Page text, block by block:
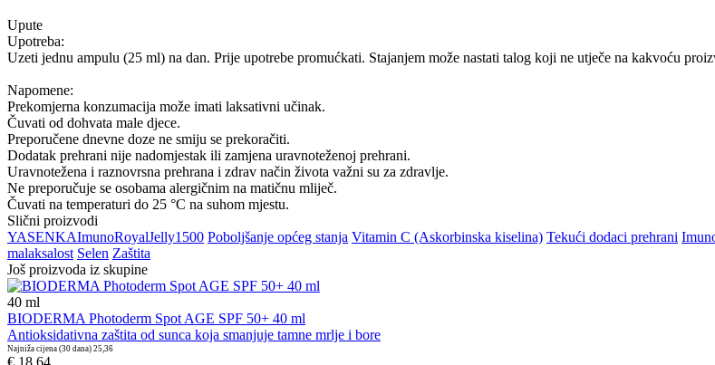
Upute
Upotreba:
Uzeti jednu ampulu (25 ml) na dan. Prije upotrebe promućkati. Stajanjem može nastati talog koji ne utječe na kakvoću
Napomene:
Prekomjerna konzumacija može imati laksativni učinak.
Čuvati od dohvata male djece.
Preporučene dnevne doze ne smiju se prekoračiti.
Dodatak prehrani nije nadomjestak ili zamjena uravnoteženoj prehrani.
Uravnotežena i raznovrsna prehrana i zdrav način života važni su za zdravlje.
Ne preporučuje se osobama alergičnim na matičnu mliječ.
Čuvati na temperaturi do 25 °C na suhom mjestu.
Slični proizvodi
YASENKAImunoRoyalJelly1500 Poboljšanje općeg stanja Vitamin C (Askorbinska kiselina) Tekući dodaci prehrani
malaksalost Selen Zaštita
Još proizvoda iz skupine
40 ml
BIODERMA Photoderm Spot AGE SPF 50+ 40 ml
Antioksidativna zaštita od sunca koja smanjuje tamne mrlje i bore
Najniža cijena (30 dana) 25,36
€ 18,64